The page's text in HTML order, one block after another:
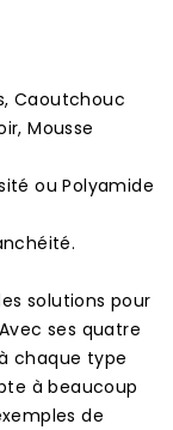
Caoutchouc
Mousse
ou Polyamide
solutions pour
ses quatre
chaque type
à beaucoup
de